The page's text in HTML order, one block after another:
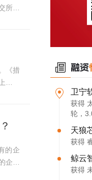
《措
市企
企业
卫宁
获得
轮，
天狼
获得
鲸云
获得